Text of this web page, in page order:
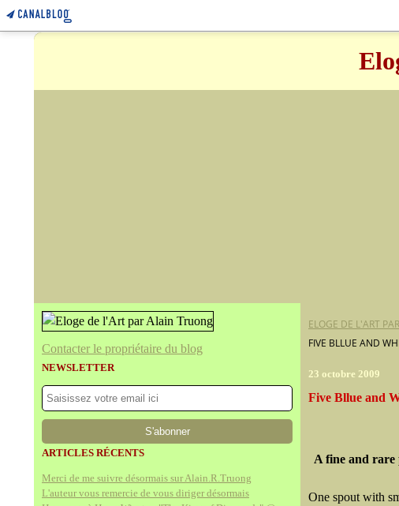
Contacter le propriétaire du blog
NEWSLETTER
ARTICLES RÉCENTS
Merci de me suivre désormais sur Alain.R.Truong
L'auteur vous remercie de vous diriger désormais
ELOGE DE L'ART
FIVE BLLUE AND
23 octobre 2009
Five Bllue and
A fine and rare
One spout with